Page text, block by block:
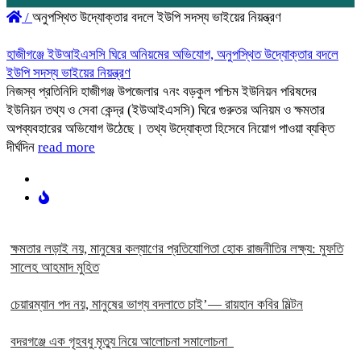
/ অনুপস্থিত উদ্যোক্তার বদলে ইউপি সদস্য ভাইয়ের নিয়ন্ত্রণ
হাজীগঞ্জে ইউআইএসসি ঘিরে অনিয়মের অভিযোগ, অনুপস্থিত উদ্যোক্তার বদলে
ইউপি সদস্য ভাইয়ের নিয়ন্ত্রণ
নিজস্ব প্রতিনিদি হাজীগঞ্জ উপজেলার ৭নং বড়কুল পশ্চিম ইউনিয়ন পরিষদের
ইউনিয়ন তথ্য ও সেবা কেন্দ্র (ইউআইএসসি) ঘিরে গুরুতর অনিয়ম ও ক্ষমতার
অপব্যবহারের অভিযোগ উঠেছে। তথ্য উদ্যোক্তা হিসেবে নিয়োগ পাওয়া ব্যক্তি
দীর্ঘদিন read more
ক্ষমতার লড়াই নয়, মানুষের কল্যাণের প্রতিযোগিতা হোক রাজনীতির লক্ষ্য: মুফতি
সালেহ আহমাদ মুহিত
চেয়ারম্যান পদ নয়, মানুষের ভাগ্য বদলাতে চাই’— রায়হান কবির মিল্টন
বদরগঞ্জে এক গৃহবধু মৃত্যু নিয়ে আলোচনা সমালোচনা